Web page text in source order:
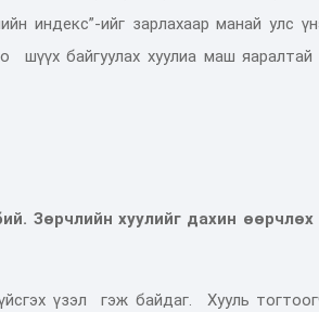
индекс”-ийгзарлахаар манай улс
шүүх байгуулах хуулиа маш яаралтай
Зөрчлийн хуулийг дахин
үзэл гэж байдаг. Хууль